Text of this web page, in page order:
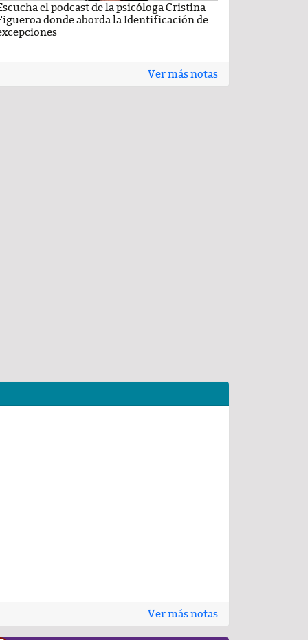
el podcast de la psicóloga Cristina
donde aborda la Identificación de
Ver más notas
Ver más notas